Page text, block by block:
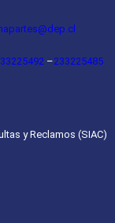
–233225485
y Reclamos (SIAC)